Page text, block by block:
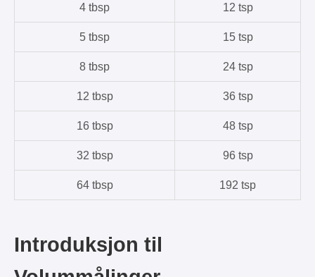
4 tbsp 12 tsp
5 tbsp 15 tsp
8 tbsp 24 tsp
12 tbsp 36 tsp
16 tbsp 48 tsp
32 tbsp 96 tsp
64 tbsp 192 tsp
Introduksjon til